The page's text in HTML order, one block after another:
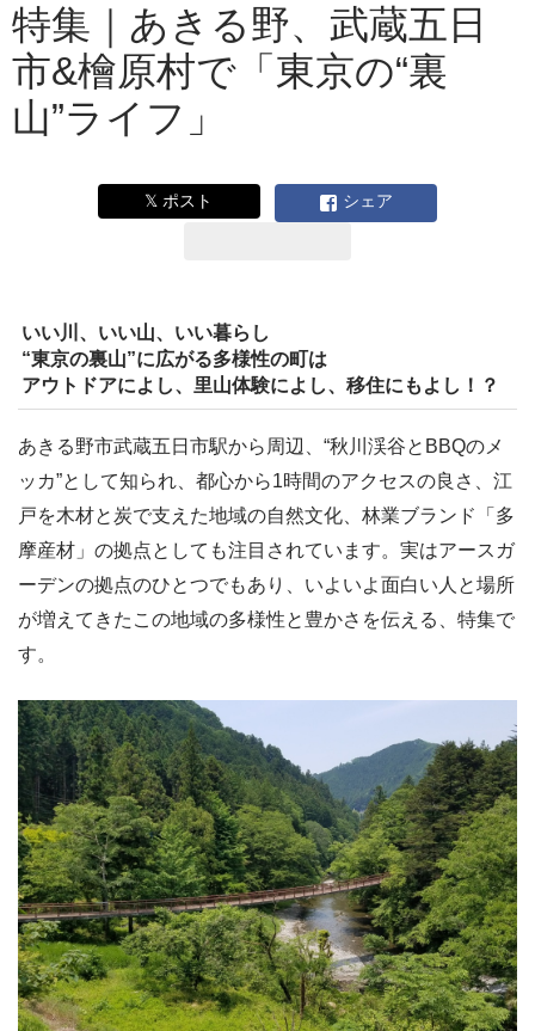
特集｜あきる野、武蔵五日
市&檜原村で「東京の“裏
山”ライフ」
𝕏 ポスト シェア
いい川、いい山、いい暮らし
“東京の裏山”に広がる多様性の町は
アウトドアによし、里山体験によし、移住にもよし！？
あきる野市武蔵五日市駅から周辺、“秋川渓谷とBBQのメ
ッカ”として知られ、都心から1時間のアクセスの良さ、江
戸を木材と炭で支えた地域の自然文化、林業ブランド「多
摩産材」の拠点としても注目されています。実はアースガ
ーデンの拠点のひとつでもあり、いよいよ面白い人と場所
が増えてきたこの地域の多様性と豊かさを伝える、特集で
す。